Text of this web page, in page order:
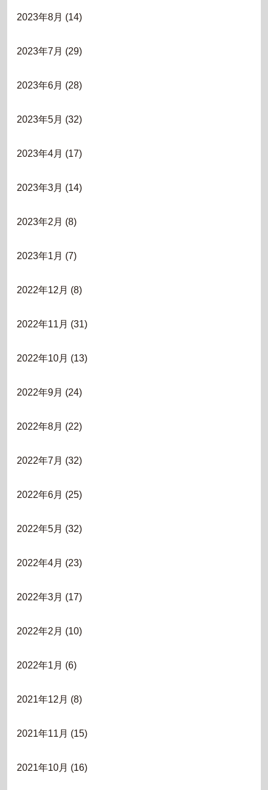
2023年8月 (14)
2023年7月 (29)
2023年6月 (28)
2023年5月 (32)
2023年4月 (17)
2023年3月 (14)
2023年2月 (8)
2023年1月 (7)
2022年12月 (8)
2022年11月 (31)
2022年10月 (13)
2022年9月 (24)
2022年8月 (22)
2022年7月 (32)
2022年6月 (25)
2022年5月 (32)
2022年4月 (23)
2022年3月 (17)
2022年2月 (10)
2022年1月 (6)
2021年12月 (8)
2021年11月 (15)
2021年10月 (16)